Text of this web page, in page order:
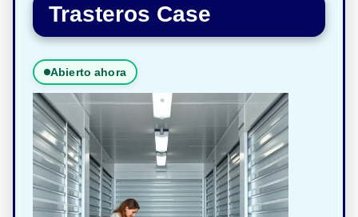
Trasteros Case
Abierto ahora